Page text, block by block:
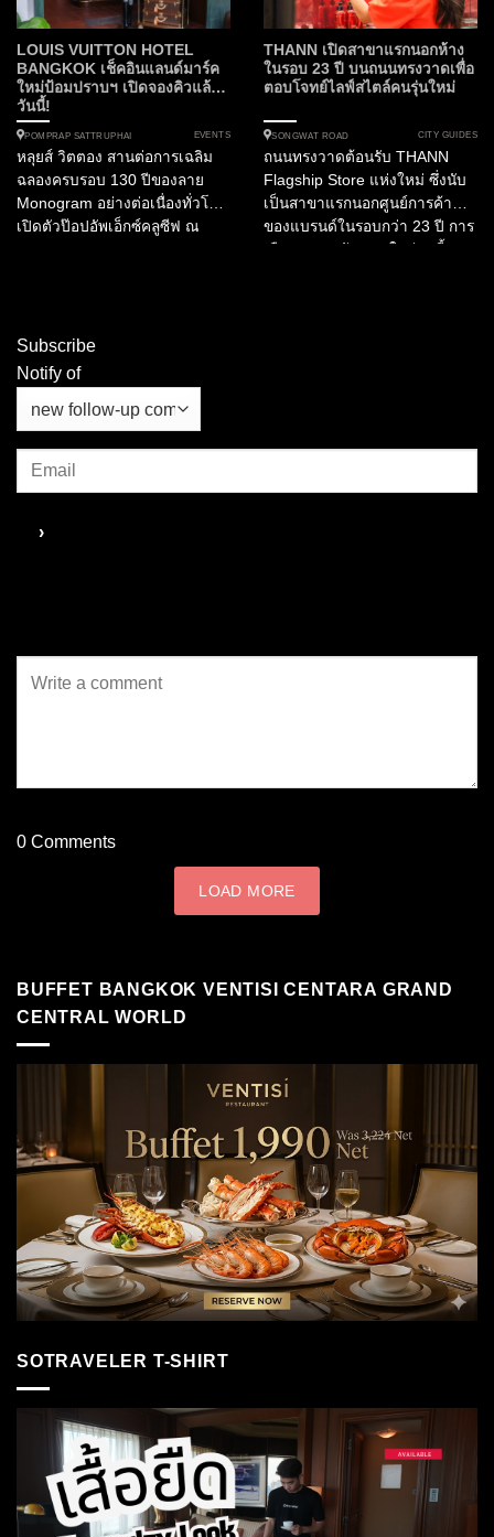
จากโรงแรมในเครือแมริออทก
ว่า...
LOUIS VUITTON HOTEL
BANGKOK เช็คอินแลนด์มาร์ค
ใหม่ป้อมปราบฯ เปิดจองคิวแล้ว
วันนี้!
POMPRAP SATTRUPHAI EVENTS
หลุยส์ วิตตอง สานต่อการเฉลิม
ฉลองครบรอบ 130 ปีของลาย
Monogram อย่างต่อเนื่องทั่วโลก
เปิดตัวป๊อปอัพเอ็กซ์คลูซีฟ ณ
ใต้...
THANN เปิดสาขาแรกนอกห้าง
ในรอบ 23 ปี บนถนนทรงวาดเพื่อ
ตอบโจทย์ไลฟ์สไตล์คนรุ่นใหม่
SONGWAT ROAD CITY GUIDES
ถนนทรงวาดต้อนรับ THANN
Flagship Store แห่งใหม่ ซึ่งนับ
เป็นสาขาแรกนอกศูนย์การค้า
ของแบรนด์ในรอบกว่า 23 ปี การ
Subscribe
Notify of
0 Comments
LOAD MORE
BUFFET BANGKOK VENTISI CENTARA GRAND
CENTRAL WORLD
SOTRAVELER T-SHIRT